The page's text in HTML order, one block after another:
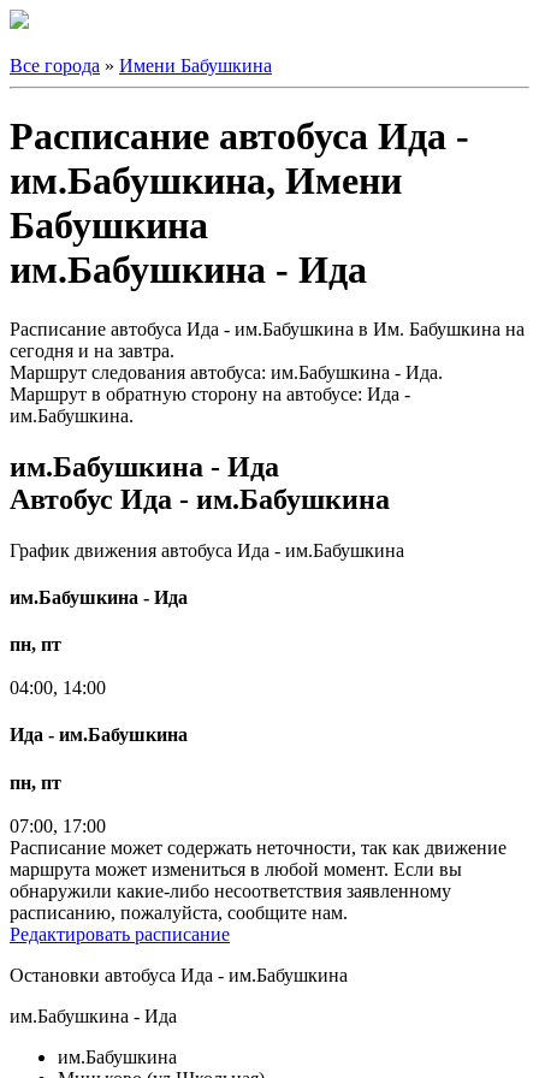
Все города » Имени Бабушкина
Расписание автобуса Ида -
им.Бабушкина, Имени
Бабушкина
им.Бабушкина - Ида
Расписание автобуса Ида - им.Бабушкина в Им. Бабушкина на
сегодня и на завтра.
Маршрут следования автобуса: им.Бабушкина - Ида.
Маршрут в обратную сторону на автобусе: Ида -
им.Бабушкина.
им.Бабушкина - Ида
Автобус Ида - им.Бабушкина
График движения автобуса Ида - им.Бабушкина
им.Бабушкина - Ида
пн, пт
04:00, 14:00
Ида - им.Бабушкина
пн, пт
07:00, 17:00
Расписание может содержать неточности, так как движение
маршрута может измениться в любой момент. Если вы
обнаружили какие-либо несоответствия заявленному
расписанию, пожалуйста, сообщите нам.
Редактировать расписание
Остановки автобуса Ида - им.Бабушкина
им.Бабушкина - Ида
им.Бабушкина